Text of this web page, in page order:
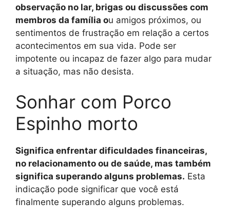
observação no lar, brigas ou discussões com
membros da família ou amigos próximos, ou
sentimentos de frustração em relação a certos
acontecimentos em sua vida. Pode ser
impotente ou incapaz de fazer algo para mudar
a situação, mas não desista.
Sonhar com Porco
Espinho morto
Significa enfrentar dificuldades financeiras,
no relacionamento ou de saúde, mas também
significa superando alguns problemas. Esta
indicação pode significar que você está
finalmente superando alguns problemas.